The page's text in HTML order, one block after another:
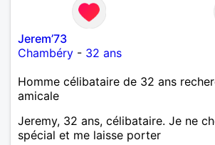
Jerem’73
Chambéry - 32 ans
Homme célibataire de 32 ans
amicale
Jeremy, 32 ans, célibataire. Je ne
spécial et me laisse porter